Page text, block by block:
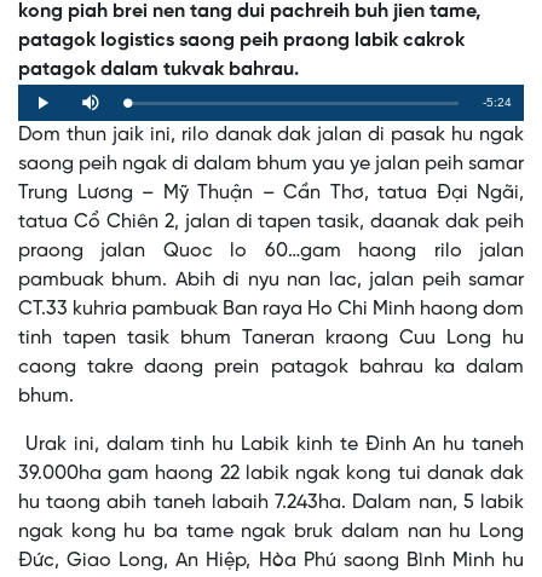
kong piah brei nen tang dui pachreih buh jien tame,
patagok logistics saong peih praong labik cakrok
patagok dalam tukvak bahrau.
Play Mute Loaded:
0%
Progress:
0%
Remaining
Time
-5:24
Dom thun jaik ini, rilo danak dak jalan di pasak hu ngak
saong peih ngak di dalam bhum yau ye jalan peih samar
Trung Lương – Mỹ Thuận – Cần Thơ, tatua Đại Ngãi,
tatua Cổ Chiên 2, jalan di tapen tasik, daanak dak peih
praong jalan Quoc lo 60…gam haong rilo jalan
pambuak bhum. Abih di nyu nan lac, jalan peih samar
CT.33 kuhria pambuak Ban raya Ho Chi Minh haong dom
tinh tapen tasik bhum Taneran kraong Cuu Long hu
caong takre daong prein patagok bahrau ka dalam
bhum.
Urak ini, dalam tinh hu Labik kinh te Đinh An hu taneh
39.000ha gam haong 22 labik ngak kong tui danak dak
hu taong abih taneh labaih 7.243ha. Dalam nan, 5 labik
ngak kong hu ba tame ngak bruk dalam nan hu Long
Đức, Giao Long, An Hiệp, Hòa Phú saong Bình Minh hu